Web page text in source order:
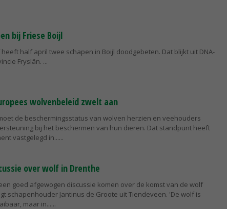
bij Friese Boijl
heeft half april twee schapen in Boijl doodgebeten. Dat blijkt uit DNA-
Fryslân.
wolvenbeleid zwelt aan
de beschermingsstatus van wolven herzien en veehouders
bij het beschermen van hun dieren. Dat standpunt heeft
vastgelegd in...
over wolf in Drenthe
goed afgewogen discussie komen over de komst van de wolf
schapenhouder Jantinus de Groote uit Tiendeveen. 'De wolf is
maar in...